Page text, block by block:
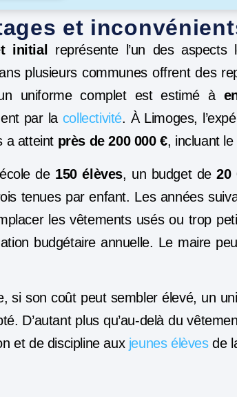
et
initial
représente l’un des
plusieurs communes offrent des
uniforme complet est estimé à
par la collectivité. À Limoges,
a atteint près de 200 000 €, incluant
de 150 élèves, un budget de20
tenues par enfant. Les années
les vêtements usés ou trop
budgétaire annuelle. Le maire
si son coût peut sembler élevé, un
D’autant plus qu’au-delà du
et de discipline aux jeunes élèvesde